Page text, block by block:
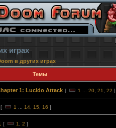
играх
в других играх
Темы
1: Lucido Attack [ 1 20 21 22 ]
[ 1 14 15 16 ]
[ 1 2 ]